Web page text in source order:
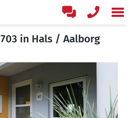
in Hals / Aalborg